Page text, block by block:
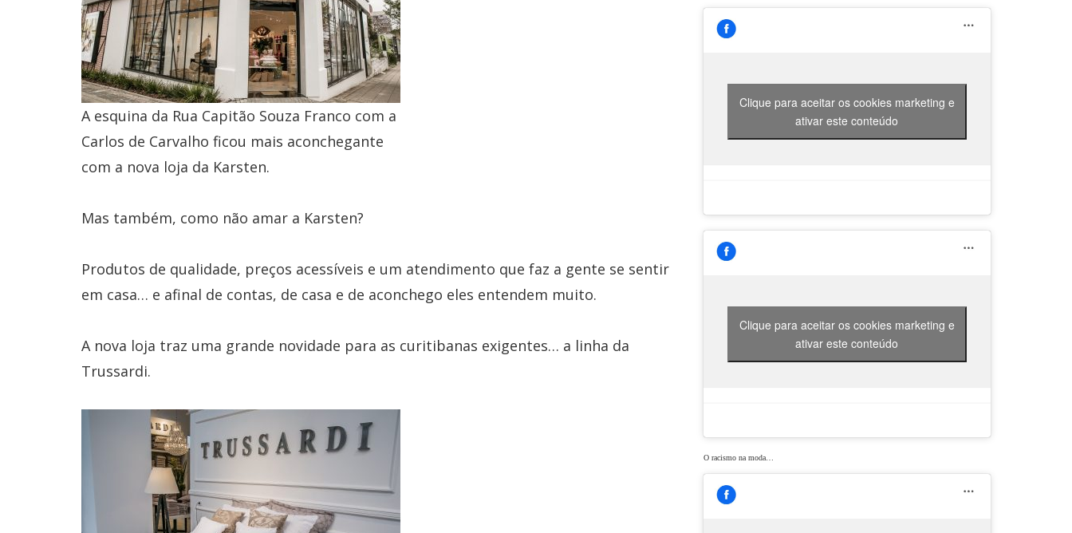
A esquina da Rua Capitão Souza Franco com a
Carlos de Carvalho ficou mais aconchegante
com a nova loja da Karsten.
Mas também, como não amar a Karsten?
Produtos de qualidade, preços acessíveis e um atendimento que faz a gente se sentir
em casa… e afinal de contas, de casa e de aconchego eles entendem muito.
A nova loja traz uma grande novidade para as curitibanas exigentes… a linha da
Trussardi.
Clique para aceitar os cookies marketing e
ativar este conteúdo
Clique para aceitar os cookies marketing e
ativar este conteúdo
O racismo na moda…